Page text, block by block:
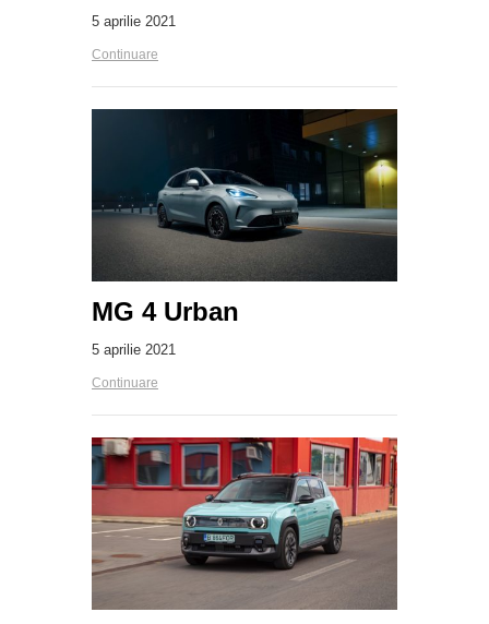
5 aprilie 2021
Continuare
MG 4 Urban
5 aprilie 2021
Continuare